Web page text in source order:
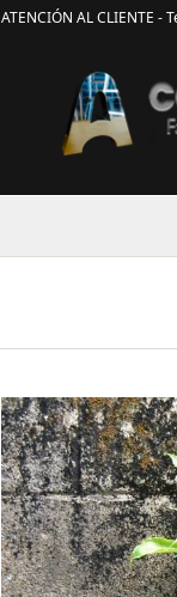
ATENCIÓN AL CLIENTE -